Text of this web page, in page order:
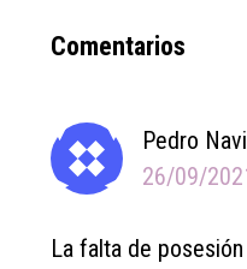
Reader
Comentarios
Pedro
26/09/
La falta de